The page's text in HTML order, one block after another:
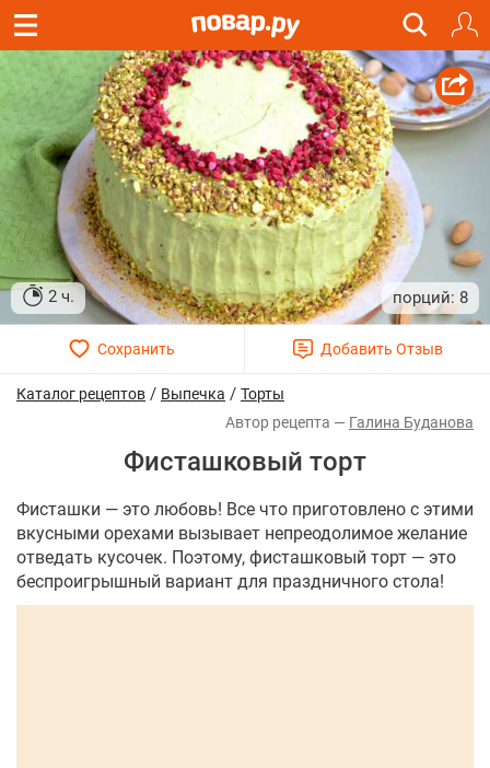
2 ч. 8
Каталог рецептов / Выпечка / Торты
Галина Буданова
Фисташковый торт
Фисташки — это любовь! Все что приготовлено с этими
вкусными орехами вызывает непреодолимое желание
отведать кусочек. Поэтому, фисташковый торт — это
беспроигрышный вариант для праздничного стола!